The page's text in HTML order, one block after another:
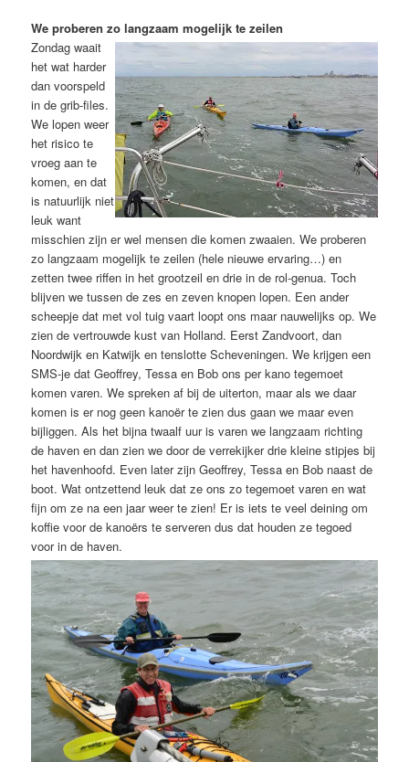
We proberen zo langzaam mogelijk te zeilen
Zondag waait
het wat harder
dan voorspeld
in de grib-files.
We lopen weer
het risico te
vroeg aan te
komen, en dat
is natuurlijk niet
leuk want
misschien zijn er wel mensen die komen zwaaien. We proberen
zo langzaam mogelijk te zeilen (hele nieuwe ervaring…) en
zetten twee riffen in het grootzeil en drie in de rol-genua. Toch
blijven we tussen de zes en zeven knopen lopen. Een ander
scheepje dat met vol tuig vaart loopt ons maar nauwelijks op. We
zien de vertrouwde kust van Holland. Eerst Zandvoort, dan
Noordwijk en Katwijk en tenslotte Scheveningen. We krijgen een
SMS-je dat Geoffrey, Tessa en Bob ons per kano tegemoet
komen varen. We spreken af bij de uiterton, maar als we daar
komen is er nog geen kanoër te zien dus gaan we maar even
bijliggen. Als het bijna twaalf uur is varen we langzaam richting
de haven en dan zien we door de verrekijker drie kleine stipjes bij
het havenhoofd. Even later zijn Geoffrey, Tessa en Bob naast de
boot. Wat ontzettend leuk dat ze ons zo tegemoet varen en wat
fijn om ze na een jaar weer te zien! Er is iets te veel deining om
koffie voor de kanoërs te serveren dus dat houden ze tegoed
voor in de haven.